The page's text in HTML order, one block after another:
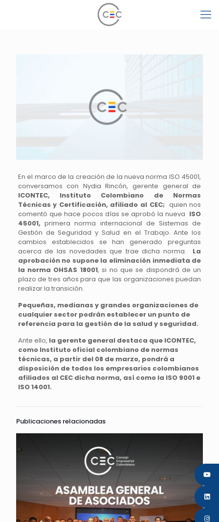
En el marco de la creación de la nueva norma ISO 45001,
conversamos con Nydia Rincón, gerente general de
ICONTEC, Instituto Colombiano de Normas
Técnicas y Certificación, afiliado al CEC; quien nos
comentó que hace pocos días se aprobó la nueva ISO
45001,primera norma internacional de Sistemas de
Gestión de Seguridad y Salud en el Trabajo. Ante los
cambios establecidos se han generado preguntas
acerca de las novedades que trae dicha norma. La
aprobación no supone la eliminación inmediata de
la norma OHSAS 18001, si no que se dispondrá de un
plazo de tres años para que las organizaciones puedan
realizar la transición.
Pequeñas, medianas y grandes organizaciones de
cualquier sector podrán establecer un punto de
referencia para la gestión de la salud y seguridad.
Ante ello, la gerente general destaca que ICONTEC,
como Instituto oficial colombiano de normas
técnicas, a partir del 08 de marzo, pondrá a
disposición de todos los empresarios colombianos
afiliados al CEC dicha norma, así como la ISO 9001 e
ISO 14001.
Publicaciones relacionadas